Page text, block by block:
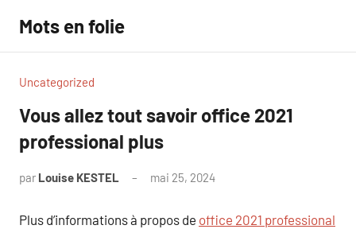
contenu
Mots en folie
Uncategorized
Vous allez tout savoir office 2021
professional plus
par Louise KESTEL mai 25, 2024
Plus d’informations à propos de office 2021 professional